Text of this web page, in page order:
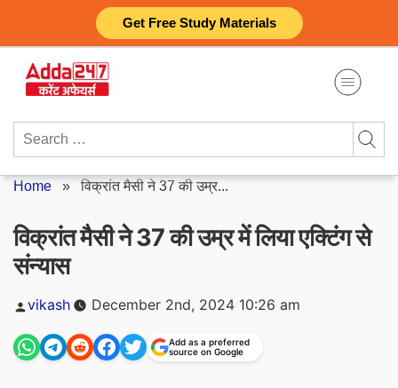
Get Free Study Materials
content
Search
Home »विक्रांत मैसी ने 37 की उम्र...
विक्रांत मैसी ने 37 की उम्र में लिया एक्टिंग से
संन्यास
Posted
vikash December 2nd, 2024 10:26 am
Add as a preferred
source on Google